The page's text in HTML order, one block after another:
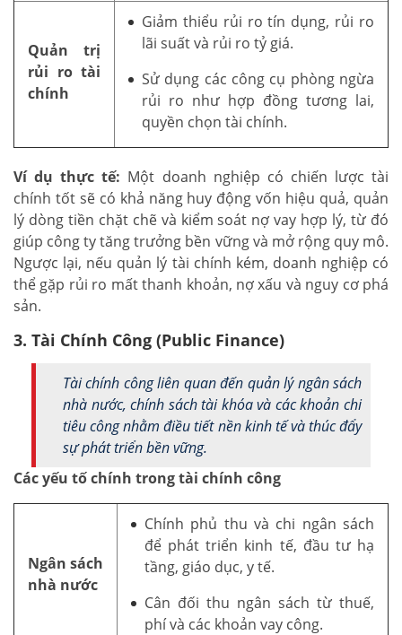
Quản trị
rủi ro tài
chính
Giảm thiểu rủi ro tín dụng, rủi ro
lãi suất và rủi ro tỷ giá.
Sử dụng các công cụ phòng ngừa
rủi ro như hợp đồng tương lai,
quyền chọn tài chính.
Ví dụ thực tế: Một doanh nghiệp có chiến lược tài
chính tốt sẽ có khả năng huy động vốn hiệu quả, quản
lý dòng tiền chặt chẽ và kiểm soát nợ vay hợp lý, từ đó
giúp công ty tăng trưởng bền vững và mở rộng quy mô.
Ngược lại, nếu quản lý tài chính kém, doanh nghiệp có
thể gặp rủi ro mất thanh khoản, nợ xấu và nguy cơ phá
sản.
3. Tài Chính Công (Public Finance)
Tài chính công liên quan đến quản lý ngân sách
nhà nước, chính sách tài khóa và các khoản chi
tiêu công nhằm điều tiết nền kinh tế và thúc đẩy
sự phát triển bền vững.
Các yếu tố chính trong tài chính công
Ngân sách
nhà nước
Chính phủ thu và chi ngân sách
để phát triển kinh tế, đầu tư hạ
tầng, giáo dục, y tế.
Cân đối thu ngân sách từ thuế,
phí và các khoản vay công.